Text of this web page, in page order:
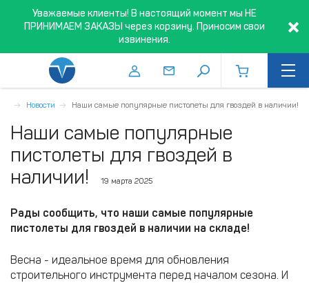
Уважаемые клиенты! В настоящий момент мы НЕ
ПРИНИМАЕМ ЗАКАЗЫ через корзину. Приносим свои
извинения.
Новости Наши самые популярные пистолеты для гвоздей в наличии!
Наши самые популярные
пистолеты для гвоздей в
наличии!
19 марта 2025
Рады сообщить, что наши самые популярные
пистолеты для гвоздей в наличии на складе!
Весна - идеальное время для обновления
строительного инструмента перед началом сезона. И